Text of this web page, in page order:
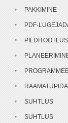
PAKKIMINE
PDF-
PILDITÖÖTLUS
SUHTLUS
SUHTLUS